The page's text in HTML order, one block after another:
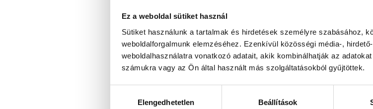
Ez a weboldal sütiket használ
Sütiket használunk a tartalmak és hirdetések személyre szabásához,
weboldalforgalmunk elemzéséhez. Ezenkívül közösségi média-,
weboldalhasználatra vonatkozó adatait, akik kombinálhatják az
számukra vagy az Ön által használt más szolgáltatásokból gyűjtöttek.
kiválasztásaElengedhetetlen Beállítások